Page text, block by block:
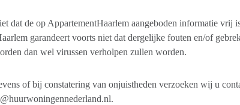
dat de op AppartementHaarlem aangeboden informatie vrij
garandeert voorts niet dat dergelijke fouten en/of
dan wel virussen verholpen zullen worden.
of bij constatering van onjuistheden verzoeken wij u